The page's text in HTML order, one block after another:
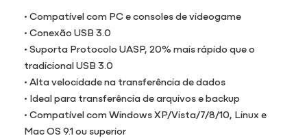
• Compatível com PC e consoles de videogame
• Conexão USB 3.0
• Suporta Protocolo UASP, 20% mais rápido que o
tradicional USB 3.0
• Alta velocidade na transferência de dados
• Ideal para transferência de arquivos e backup
• Compatível com Windows XP/Vista/7/8/10, Linux e
Mac OS 9.1 ou superior